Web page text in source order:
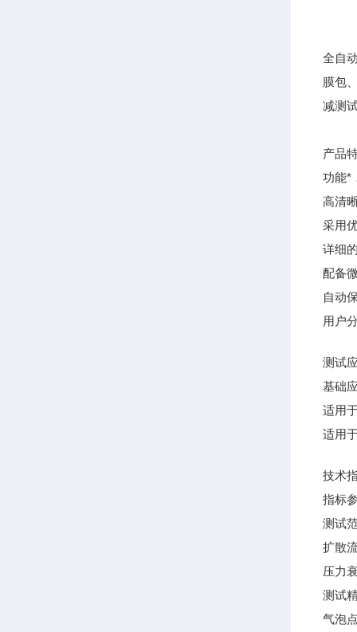
全自
膜包
减测
产品
功能*
高清
采用
详细
配备
自动
用户
测试
基础
适用
适用
技术
指标
测试
扩散
压力
测试
气泡